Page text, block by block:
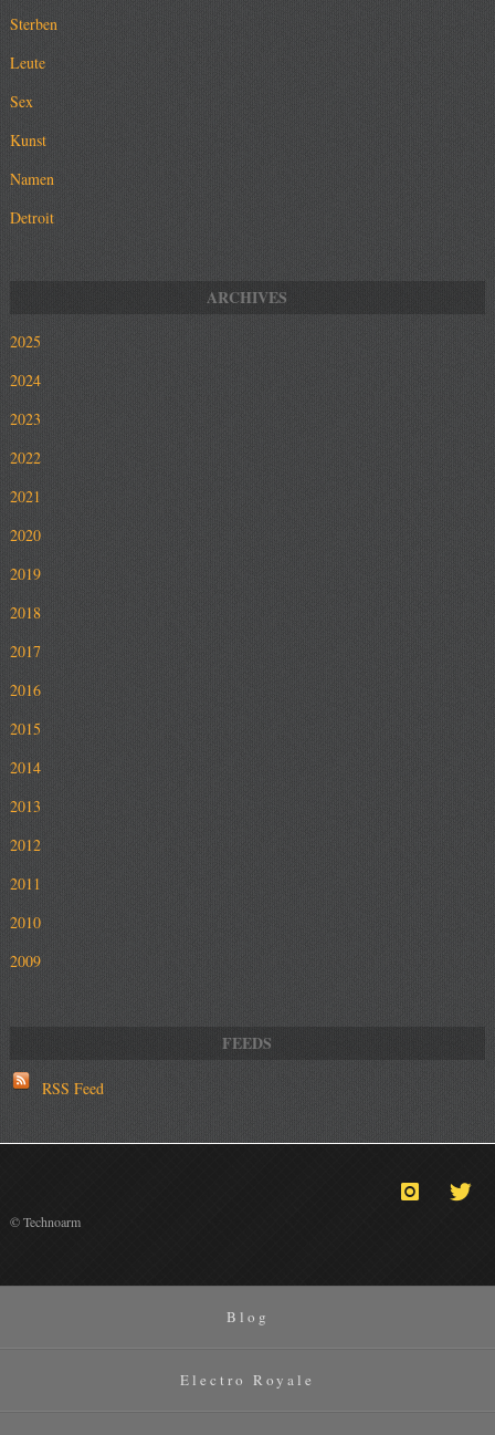
Sterben
Leute
Sex
Kunst
Namen
Detroit
2025
2024
2023
2022
2021
2020
2019
2018
2017
2016
2015
2014
2013
2012
2011
2010
2009
RSS Feed
© Technoarm
Blog
Electro Royale